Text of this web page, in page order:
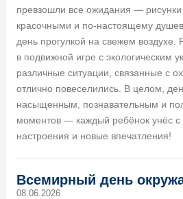
превзошли все ожидания — рисунки
красочными и по‑настоящему
день прогулкой на свежем воздухе.
в подвижной игре с экологическим
различные ситуации, связанные с
отлично повеселились. В целом,
насыщенным, познавательным и
моментов — каждый ребёнок унёс с
настроения и новые впечатления!
Всемирный день
08.06.2026